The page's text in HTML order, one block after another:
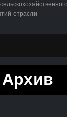
отрасли
Архив